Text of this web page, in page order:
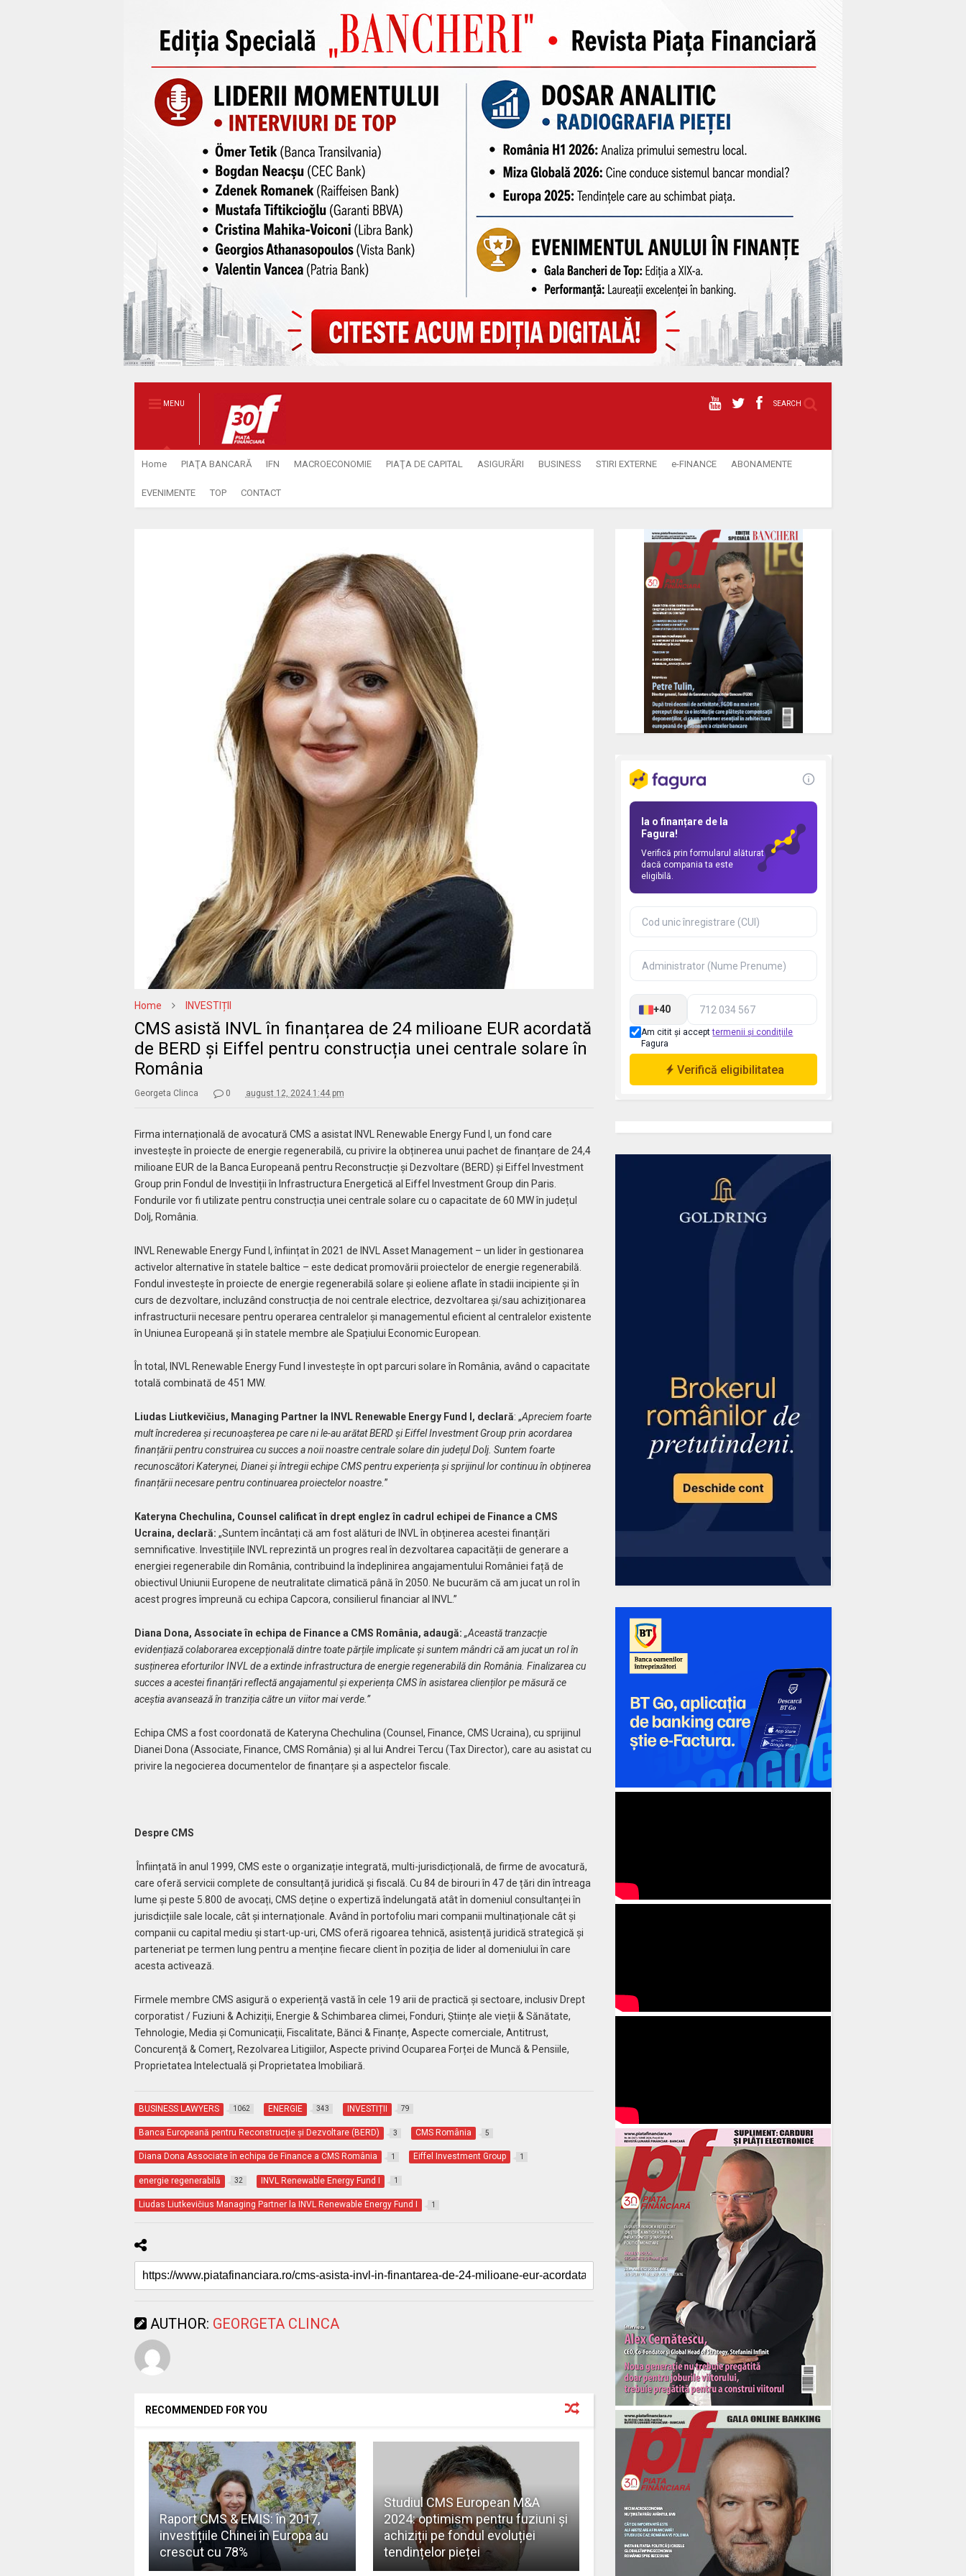
MENU SEARCH
Home PIAŢA BANCARĂ IFN MACROECONOMIE PIAŢA DE CAPITAL ASIGURĂRI BUSINESS STIRI EXTERNE e-FINANCE ABONAMENTE
EVENIMENTE TOP CONTACT
Home INVESTIȚII
CMS asistă INVL în finanțarea de 24 milioane EUR acordată
de BERD și Eiffel pentru construcția unei centrale solare în
România
Georgeta Clinca 0 august 12, 2024 1:44 pm
Firma internațională de avocatură CMS a asistat INVL Renewable Energy Fund I, un fond care
investește în proiecte de energie regenerabilă, cu privire la obținerea unui pachet de finanțare de 24,4
milioane EUR de la Banca Europeană pentru Reconstrucție și Dezvoltare (BERD) și Eiffel Investment
Group prin Fondul de Investiții în Infrastructura Energetică al Eiffel Investment Group din Paris.
Fondurile vor fi utilizate pentru construcția unei centrale solare cu o capacitate de 60 MW în județul
Dolj, România.
INVL Renewable Energy Fund I, înființat în 2021 de INVL Asset Management – un lider în gestionarea
activelor alternative în statele baltice – este dedicat promovării proiectelor de energie regenerabilă.
Fondul investește în proiecte de energie regenerabilă solare și eoliene aflate în stadii incipiente și în
curs de dezvoltare, incluzând construcția de noi centrale electrice, dezvoltarea și/sau achiziționarea
infrastructurii necesare pentru operarea centralelor și managementul eficient al centralelor existente
în Uniunea Europeană și în statele membre ale Spațiului Economic European.
În total, INVL Renewable Energy Fund I investește în opt parcuri solare în România, având o capacitate
totală combinată de 451 MW.
Liudas Liutkevičius, Managing Partner la INVL Renewable Energy Fund I, declară: „Apreciem foarte
mult încrederea și recunoașterea pe care ni le-au arătat BERD și Eiffel Investment Group prin acordarea
finanțării pentru construirea cu succes a noii noastre centrale solare din județul Dolj. Suntem foarte
recunoscători Katerynei, Dianei și întregii echipe CMS pentru experiența și sprijinul lor continuu în obținerea
finanțării necesare pentru continuarea proiectelor noastre. ”
Kateryna Chechulina, Counsel calificat în drept englez în cadrul echipei de Finance a CMS
Ucraina, declară: „Suntem încântați că am fost alături de INVL în obținerea acestei finanțări
semnificative. Investițiile INVL reprezintă un progres real în dezvoltarea capacității de generare a
energiei regenerabile din România, contribuind la îndeplinirea angajamentului României față de
obiectivul Uniunii Europene de neutralitate climatică până în 2050. Ne bucurăm că am jucat un rol în
acest progres împreună cu echipa Capcora, consilierul financiar al INVL.”
Diana Dona, Associate în echipa de Finance a CMS România, adaugă: „Această tranzacție
evidențiază colaborarea excepțională dintre toate părțile implicate și suntem mândri că am jucat un rol în
susținerea eforturilor INVL de a extinde infrastructura de energie regenerabilă din România. Finalizarea cu
succes a acestei finanțări reflectă angajamentul și experiența CMS în asistarea clienților pe măsură ce
aceștia avansează în tranziția către un viitor mai verde.”
Echipa CMS a fost coordonată de Kateryna Chechulina (Counsel, Finance, CMS Ucraina), cu sprijinul
Dianei Dona (Associate, Finance, CMS România) și al lui Andrei Tercu (Tax Director), care au asistat cu
privire la negocierea documentelor de finanțare și a aspectelor fiscale.
Despre CMS
Înființată în anul 1999, CMS este o organizație integrată, multi-jurisdicțională, de firme de avocatură,
care oferă servicii complete de consultanță juridică și fiscală. Cu 84 de birouri în 47 de țări din întreaga
lume și peste 5.800 de avocați, CMS deține o expertiză îndelungată atât în domeniul consultanței în
jurisdicțiile sale locale, cât și internaționale. Având în portofoliu mari companii multinaționale cât și
companii cu capital mediu și start-up-uri, CMS oferă rigoarea tehnică, asistență juridică strategică și
parteneriat pe termen lung pentru a menține fiecare client în poziția de lider al domeniului în care
acesta activează.
Firmele membre CMS asigură o experiență vastă în cele 19 arii de practică și sectoare, inclusiv Drept
corporatist / Fuziuni & Achiziții, Energie & Schimbarea climei, Fonduri, Științe ale vieții & Sănătate,
Tehnologie, Media și Comunicații, Fiscalitate, Bănci & Finanțe, Aspecte comerciale, Antitrust,
Concurență & Comerț, Rezolvarea Litigiilor, Aspecte privind Ocuparea Forței de Muncă & Pensiile,
Proprietatea Intelectuală și Proprietatea Imobiliară.
BUSINESS LAWYERS 1062 ENERGIE 343 INVESTIȚII 79
Banca Europeană pentru Reconstrucție și Dezvoltare (BERD) 3 CMS România 5
Diana Dona Associate în echipa de Finance a CMS România 1 Eiffel Investment Group 1
energie regenerabilă 32 INVL Renewable Energy Fund I 1
Liudas Liutkevičius Managing Partner la INVL Renewable Energy Fund I 1
AUTHOR: GEORGETA CLINCA
RECOMMENDED FOR YOU
Raport CMS & EMIS: în 2017,
investițiile Chinei în Europa au
crescut cu 78%
Studiul CMS European M&A
2024: optimism pentru fuziuni și
achiziții pe fondul evoluției
tendințelor pieței